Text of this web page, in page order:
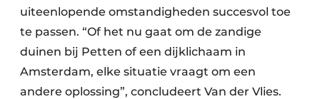
uiteenlopende omstandigheden succesvol toe
te passen. “Of het nu gaat om de zandige
duinen bij Petten of een dijklichaam in
Amsterdam, elke situatie vraagt om een
andere oplossing”, concludeert Van der Vlies.